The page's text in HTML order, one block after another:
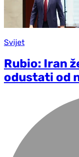
Svijet
Rubio: Iran
odustati od